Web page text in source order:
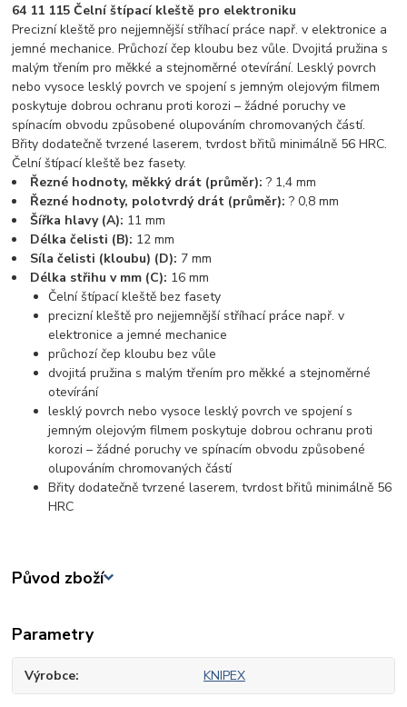
64 11 115 Čelní štípací kleště pro elektroniku
Precizní kleště pro nejjemnější stříhací práce např. v elektronice a
jemné mechanice. Průchozí čep kloubu bez vůle. Dvojitá pružina s
malým třením pro měkké a stejnoměrné otevírání. Lesklý povrch
nebo vysoce lesklý povrch ve spojení s jemným olejovým filmem
poskytuje dobrou ochranu proti korozi – žádné poruchy ve
spínacím obvodu způsobené olupováním chromovaných částí.
Břity dodatečně tvrzené laserem, tvrdost břitů minimálně 56 HRC.
Čelní štípací kleště bez fasety.
Řezné hodnoty, měkký drát (průměr):? 1,4 mm
Řezné hodnoty, polotvrdý drát (průměr):? 0,8 mm
Šířka hlavy (A): 11 mm
Délka čelisti (B): 12 mm
Síla čelisti (kloubu) (D): 7 mm
Délka střihu v mm (C): 16 mm
Čelní štípací kleště bez fasety
precizní kleště pro nejjemnější stříhací práce např. v
elektronice a jemné mechanice
průchozí čep kloubu bez vůle
dvojitá pružina s malým třením pro měkké a stejnoměrné
otevírání
lesklý povrch nebo vysoce lesklý povrch ve spojení s
jemným olejovým filmem poskytuje dobrou ochranu proti
korozi – žádné poruchy ve spínacím obvodu způsobené
olupováním chromovaných částí
Břity dodatečně tvrzené laserem, tvrdost břitů minimálně 56
HRC
Původ zboží
Parametry
Výrobce KNIPEX